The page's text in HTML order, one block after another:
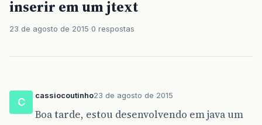
inserir em um jtext
23 de agosto de 2015 0 respostas
C
cassiocoutinho23 de agosto de 2015
Boa tarde, estou desenvolvendo em java um